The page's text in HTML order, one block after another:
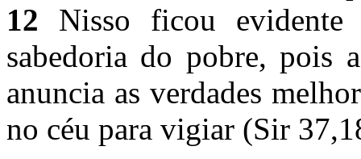
12 Nisso ficou evidente
sabedoria do pobre, pois
anuncia as verdades
no céu para vigiar (Sir